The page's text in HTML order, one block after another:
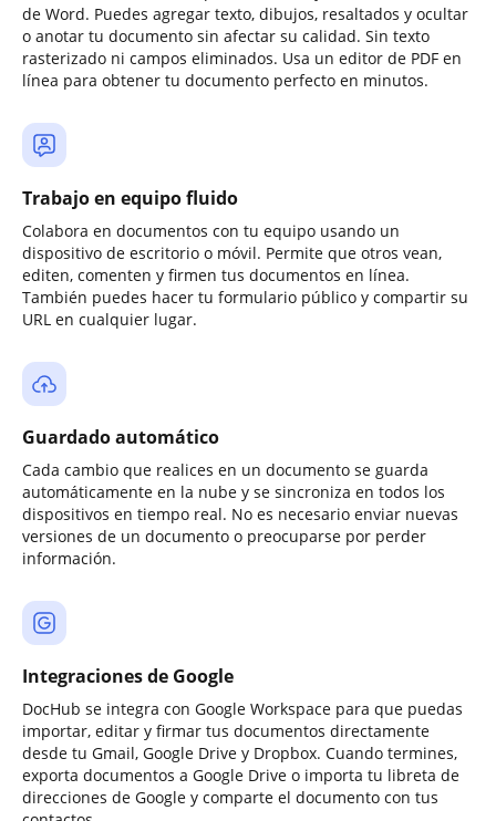
de Word. Puedes agregar texto, dibujos, resaltados y ocultar
o anotar tu documento sin afectar su calidad. Sin texto
rasterizado ni campos eliminados. Usa un editor de PDF en
línea para obtener tu documento perfecto en minutos.
Trabajo en equipo fluido
Colabora en documentos con tu equipo usando un
dispositivo de escritorio o móvil. Permite que otros vean,
editen, comenten y firmen tus documentos en línea.
También puedes hacer tu formulario público y compartir su
URL en cualquier lugar.
Guardado automático
Cada cambio que realices en un documento se guarda
automáticamente en la nube y se sincroniza en todos los
dispositivos en tiempo real. No es necesario enviar nuevas
versiones de un documento o preocuparse por perder
información.
Integraciones de Google
DocHub se integra con Google Workspace para que puedas
importar, editar y firmar tus documentos directamente
desde tu Gmail, Google Drive y Dropbox. Cuando termines,
exporta documentos a Google Drive o importa tu libreta de
direcciones de Google y comparte el documento con tus